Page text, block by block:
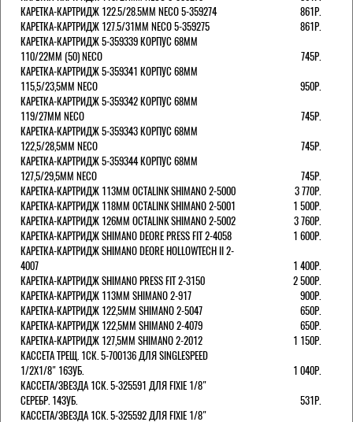
КАРЕТКА-КАРТРИДЖ 122.5/28.5ММ NECO 5-359274
861Р.
КАРЕТКА-КАРТРИДЖ 127.5/31ММ NECO 5-359275
861Р.
КАРЕТКА-КАРТРИДЖ 5-359339 КОРПУС 68ММ
110/22ММ (50) NECO
745Р.
КАРЕТКА-КАРТРИДЖ 5-359341 КОРПУС 68ММ
115,5/23,5ММ NECO
950Р.
КАРЕТКА-КАРТРИДЖ 5-359342 КОРПУС 68ММ
119/27ММ NECO
745Р.
КАРЕТКА-КАРТРИДЖ 5-359343 КОРПУС 68ММ
122,5/28,5ММ NECO
745Р.
КАРЕТКА-КАРТРИДЖ 5-359344 КОРПУС 68ММ
127,5/29,5ММ NECO
745Р.
КАРЕТКА-КАРТРИДЖ 113ММ OCTALINK SHIMANO 2-5000
3 770Р.
КАРЕТКА-КАРТРИДЖ 118ММ OCTALINK SHIMANO 2-5001
1 500Р.
КАРЕТКА-КАРТРИДЖ 126ММ OCTALINK SHIMANO 2-5002
3 760Р.
КАРЕТКА-КАРТРИДЖ SHIMANO DEORE PRESS FIT 2-4058
1 600Р.
КАРЕТКА-КАРТРИДЖ SHIMANO DEORE HOLLOWTECH II 2-
4007
1 400Р.
КАРЕТКА-КАРТРИДЖ SHIMANO PRESS FIT 2-3150
2 500Р.
КАРЕТКА-КАРТРИДЖ 113ММ SHIMANO 2-917
900Р.
КАРЕТКА-КАРТРИДЖ 122,5ММ SHIMANO 2-5047
650Р.
КАРЕТКА-КАРТРИДЖ 122,5ММ SHIMANO 2-4079
650Р.
КАРЕТКА-КАРТРИДЖ 127,5ММ SHIMANO 2-2012
1 150Р.
КАССЕТА ТРЕЩ. 1СК. 5-700136 ДЛЯ SINGLESPEED
1/2X1/8" 16ЗУБ.
1 040Р.
КАССЕТА/ЗВЕЗДА 1СК. 5-325591 ДЛЯ FIXIE 1/8"
СЕРЕБР. 14ЗУБ.
531Р.
КАССЕТА/ЗВЕЗДА 1СК. 5-325592 ДЛЯ FIXIE 1/8"